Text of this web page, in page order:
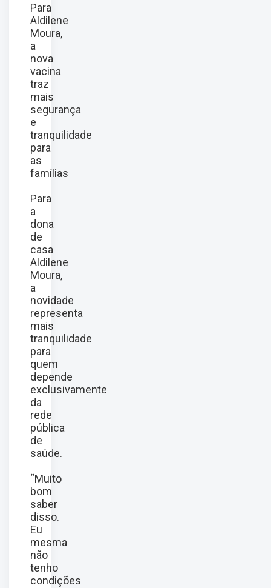
Para
Aldilene
Moura,
a
nova
vacina
traz
mais
segurança
e
tranquilidade
para
as
famílias
Para
a
dona
de
casa
Aldilene
Moura,
a
novidade
representa
mais
tranquilidade
para
quem
depende
exclusivamente
da
rede
pública
de
saúde.
“Muito
bom
saber
disso.
Eu
mesma
não
tenho
condições